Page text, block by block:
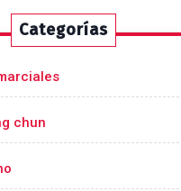
Categorías
chun